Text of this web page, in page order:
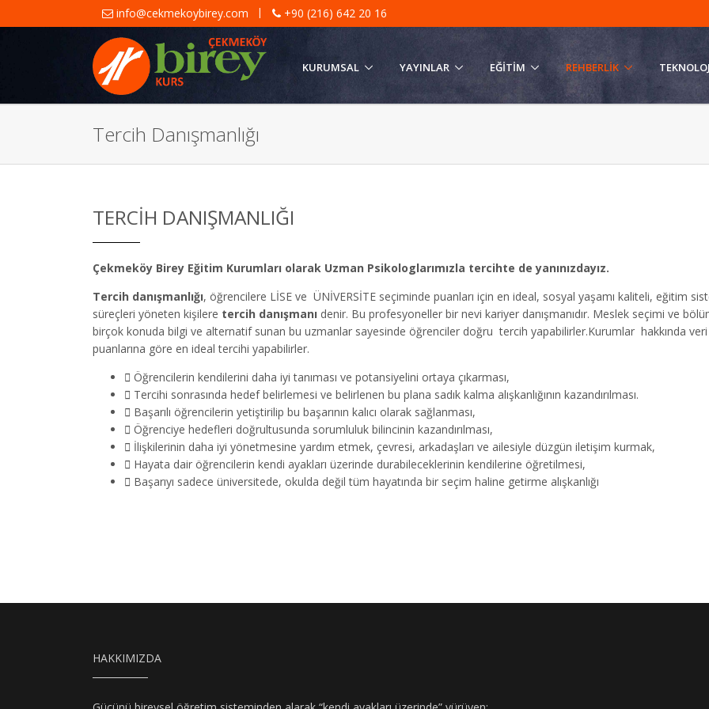
info@cekmekoybirey.com | +90 (216) 642 20 16
KURUMSAL YAYINLAR EĞITIM REHBERLIK
Tercih Danışmanlığı
TERCIH DANIŞMANLIĞI
Çekmeköy Birey Eğitim Kurumları olarak Uzman Psikologlarımızla tercihte de yanınızdayız.
Tercih danışmanlığı, öğrencilere LİSE ve ÜNİVERSİTE seçiminde puanları için en ideal, sosyal yaşamı kaliteli, eğitim
süreçleri yöneten kişilere tercih danışmanı denir. Bu profesyoneller bir nevi kariyer danışmanıdır. Meslek seçimi ve
birçok konuda bilgi ve alternatif sunan bu uzmanlar sayesinde öğrenciler doğru tercih yapabilirler.Kurumlar hakkında veri
puanlarına göre en ideal tercihi yapabilirler.
Öğrencilerin kendilerini daha iyi tanıması ve potansiyelini ortaya çıkarması,
Tercihi sonrasında hedef belirlemesi ve belirlenen bu plana sadık kalma alışkanlığının kazandırılması.
Başarılı öğrencilerin yetiştirilip bu başarının kalıcı olarak sağlanması,
Öğrenciye hedefleri doğrultusunda sorumluluk bilincinin kazandırılması,
İlişkilerinin daha iyi yönetmesine yardım etmek, çevresi, arkadaşları ve ailesiyle düzgün iletişim kurmak,
Hayata dair öğrencilerin kendi ayakları üzerinde durabileceklerinin kendilerine öğretilmesi,
Başarıyı sadece üniversitede, okulda değil tüm hayatında bir seçim haline getirme alışkanlığı
HAKKIMIZDA